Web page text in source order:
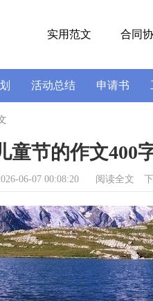
实用范文 合同
活动总结 申请书
讯稿
童节的作文400
06-07 00:08:20 阅读全文